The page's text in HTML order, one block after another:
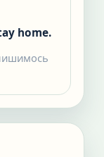
home.